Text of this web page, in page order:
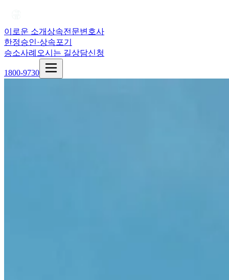
이로운 소개상속전문변호사
한정승인·상속포기
승소사례 오시는 길상담신청
1800-9730